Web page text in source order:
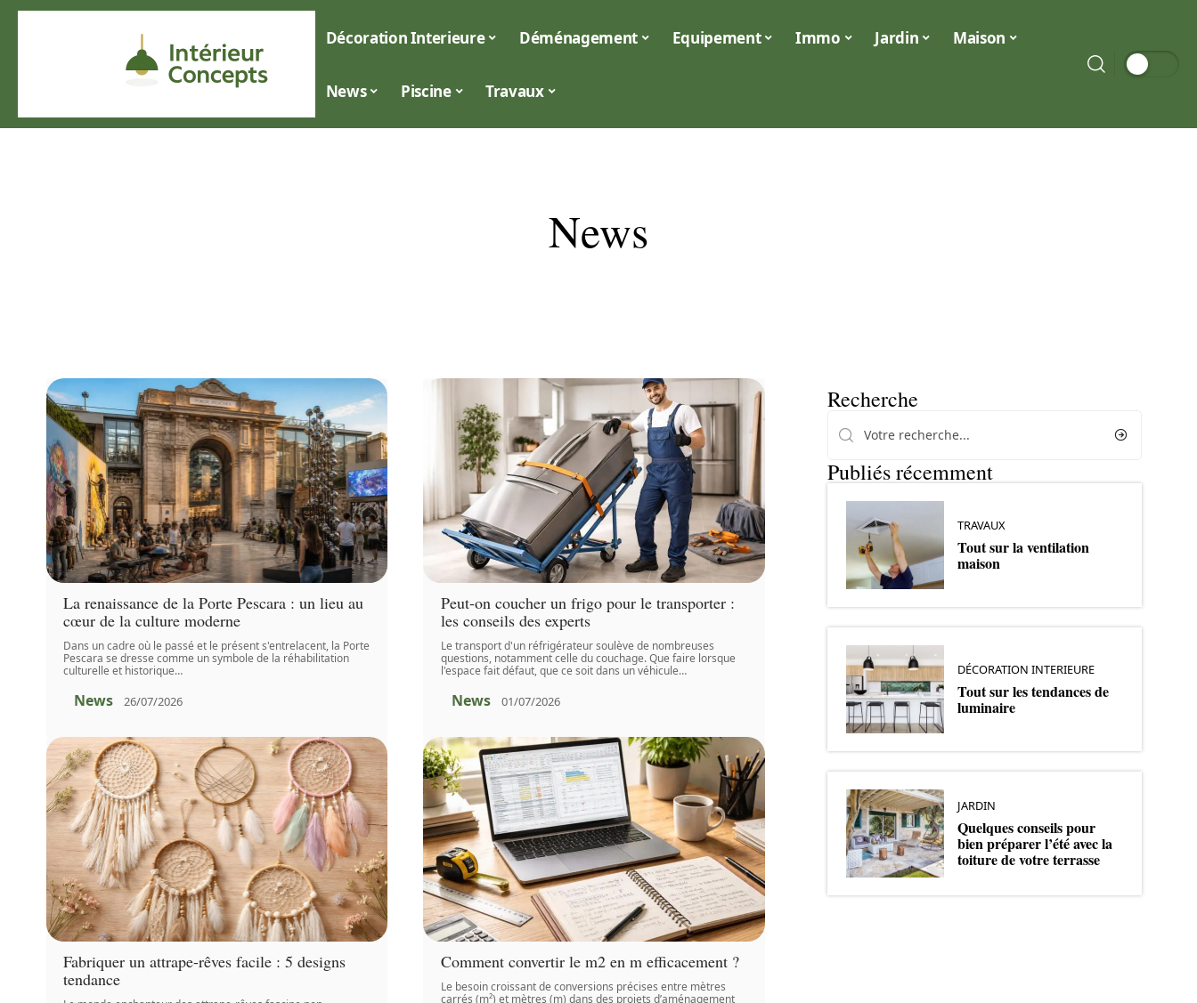
Décoration Interieure Déménagement Equipement Immo Jardin Maison
News Piscine Travaux
News
La renaissance de la Porte Pescara : un lieu au
cœur de la culture moderne
Dans un cadre où le passé et le présent s'entrelacent, la Porte
Pescara se dresse comme un symbole de la réhabilitation
culturelle et historique…
News 26/07/2026
Peut-on coucher un frigo pour le transporter :
les conseils des experts
Le transport d'un réfrigérateur soulève de nombreuses
questions, notamment celle du couchage. Que faire lorsque
l'espace fait défaut, que ce soit dans un véhicule…
News 01/07/2026
Fabriquer un attrape-rêves facile : 5 designs
tendance
Comment convertir le m2 en m efficacement ?
Le besoin croissant de conversions précises entre mètres
carrés (m²) et mètres (m) dans des projets d’aménagement
Recherche
Publiés récemment
TRAVAUX
Tout sur la ventilation
maison
DÉCORATION INTERIEURE
Tout sur les tendances de
luminaire
JARDIN
Quelques conseils pour
bien préparer l’été avec la
toiture de votre terrasse